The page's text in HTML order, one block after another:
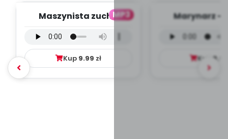
MP3
Maszynista zuch -
mp3)
Kup 9.99 zł
Marynarz -
Kup 9.99